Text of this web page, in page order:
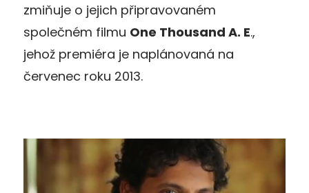
zmiňuje o jejich připravovaném
společném filmu One Thousand A. E.,
jehož premiéra je naplánovaná na
červenec roku 2013.